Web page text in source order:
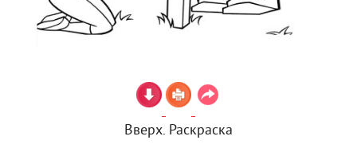
Вверх. Раскраска